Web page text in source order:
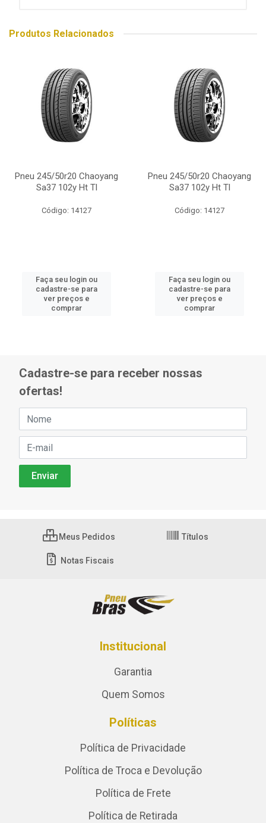
Produtos Relacionados
Pneu 245/50r20 Chaoyang
Sa37 102y Ht Tl
Código: 14127
Faça seu login ou
cadastre-se para
ver preços e
comprar
Pneu 245/50r20 Chaoyang
Sa37 102y Ht Tl
Código: 14127
Faça seu login ou
cadastre-se para
ver preços e
comprar
Cadastre-se para receber nossas
ofertas!
Meus Pedidos Títulos
Notas Fiscais
Institucional
Garantia
Quem Somos
Políticas
Política de Privacidade
Política de Troca e Devolução
Política de Frete
Política de Retirada